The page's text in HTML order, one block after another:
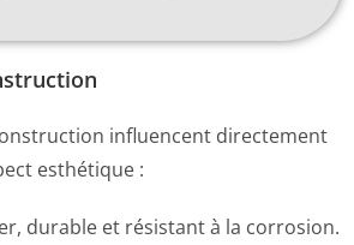
influencent directement
esthétique :
durable et résistant à la corrosion.